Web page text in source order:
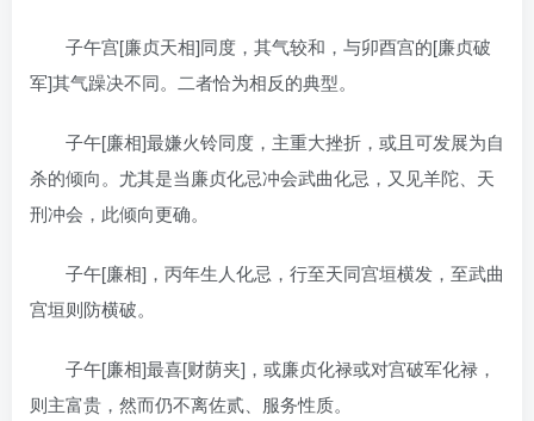
子午宫[廉贞天相]同度，其气较和，与卯酉宫的[廉贞破
军]其气躁决不同。二者恰为相反的典型。
子午[廉相]最嫌火铃同度，主重大挫折，或且可发展为自
杀的倾向。尤其是当廉贞化忌冲会武曲化忌，又见羊陀、天
刑冲会，此倾向更确。
子午[廉相]，丙年生人化忌，行至天同宫垣横发，至武曲
宫垣则防横破。
子午[廉相]最喜[财荫夹]，或廉贞化禄或对宫破军化禄，
则主富贵，然而仍不离佐贰、服务性质。